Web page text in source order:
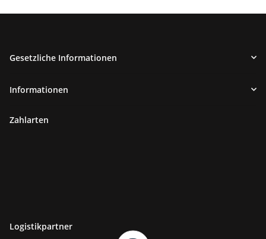
Gesetzliche Informationen
Informationen
Zahlarten
Logistikpartner